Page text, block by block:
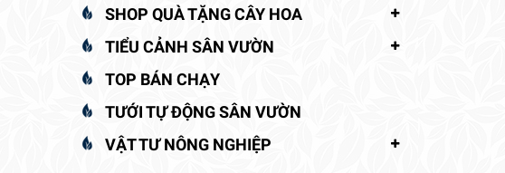
SHOP QUÀ TẶNG CÂY HOA
TIỂU CẢNH SÂN VƯỜN
TOP BÁN CHẠY
TƯỚI TỰ ĐỘNG SÂN VƯỜN
VẬT TƯ NÔNG NGHIỆP